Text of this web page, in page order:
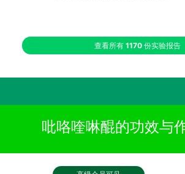
查看所有 1170份实验报告
吡咯喹啉醌的功效与